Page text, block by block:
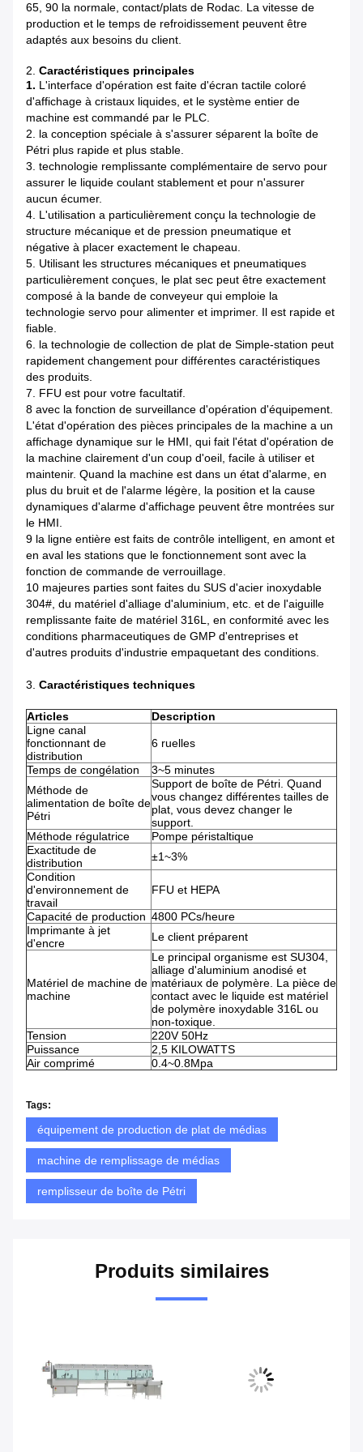
65, 90 la normale, contact/plats de Rodac. La vitesse de
production et le temps de refroidissement peuvent être
adaptés aux besoins du client.
2. Caractéristiques principales
1. L'interface d'opération est faite d'écran tactile coloré
d'affichage à cristaux liquides, et le système entier de
machine est commandé par le PLC.
2. la conception spéciale à s'assurer séparent la boîte de
Pétri plus rapide et plus stable.
3. technologie remplissante complémentaire de servo pour
assurer le liquide coulant stablement et pour n'assurer
aucun écumer.
4. L'utilisation a particulièrement conçu la technologie de
structure mécanique et de pression pneumatique et
négative à placer exactement le chapeau.
5. Utilisant les structures mécaniques et pneumatiques
particulièrement conçues, le plat sec peut être exactement
composé à la bande de conveyeur qui emploie la
technologie servo pour alimenter et imprimer. Il est rapide et
fiable.
6. la technologie de collection de plat de Simple-station peut
rapidement changement pour différentes caractéristiques
des produits.
7. FFU est pour votre facultatif.
8 avec la fonction de surveillance d'opération d'équipement.
L'état d'opération des pièces principales de la machine a un
affichage dynamique sur le HMI, qui fait l'état d'opération de
la machine clairement d'un coup d'oeil, facile à utiliser et
maintenir. Quand la machine est dans un état d'alarme, en
plus du bruit et de l'alarme légère, la position et la cause
dynamiques d'alarme d'affichage peuvent être montrées sur
le HMI.
9 la ligne entière est faits de contrôle intelligent, en amont et
en aval les stations que le fonctionnement sont avec la
fonction de commande de verrouillage.
10 majeures parties sont faites du SUS d'acier inoxydable
304#, du matériel d'alliage d'aluminium, etc. et de l'aiguille
remplissante faite de matériel 316L, en conformité avec les
conditions pharmaceutiques de GMP d'entreprises et
d'autres produits d'industrie empaquetant des conditions.
3. Caractéristiques techniques
Articles
Description
Ligne canal
fonctionnant de
distribution
6 ruelles
Temps de congélation
3~5 minutes
Méthode de
alimentation de boîte de
Pétri
Support de boîte de Pétri. Quand
vous changez différentes tailles de
plat, vous devez changer le
support.
Méthode régulatrice
Pompe péristaltique
Exactitude de
distribution
±1~3%
Condition
d'environnement de
travail
FFU et HEPA
Capacité de production 4800 PCs/heure
Imprimante à jet
d'encre
Le client préparent
Matériel de machine de
machine
Le principal organisme est SU304,
alliage d'aluminium anodisé et
matériaux de polymère. La pièce de
contact avec le liquide est matériel
de polymère inoxydable 316L ou
non-toxique.
Tension
220V 50Hz
Puissance
2,5 KILOWATTS
Air comprimé
0.4~0.8Mpa
Tags:
équipement de production de plat de médias
machine de remplissage de médias
remplisseur de boîte de Pétri
Produits similaires